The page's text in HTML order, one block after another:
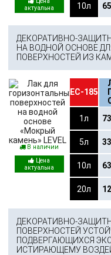
10л
ДЕКОРАТИВНО-
НА ВОДНОЙ ОСНОВЕ
ПОВЕРХНОСТЕЙ ИЗ
В наличии
ЕС-185
1л
5л
10л
20л
ДЕКОРАТИВНО-
ПОВЕРХНОСТЕЙ
ПОДВЕРГАЮЩИХСЯ
ИСТИРАЮЩЕМУ